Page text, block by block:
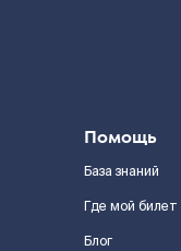
Помощь
База знаний
Где мой билет
Блог